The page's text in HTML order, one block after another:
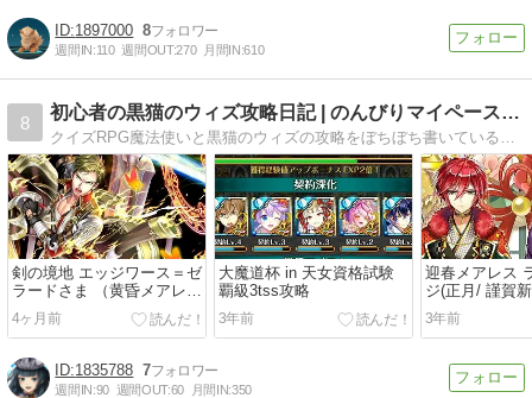
1897000 8
週間IN:110 週間OUT:270 月間IN:610
8
初心者の黒猫のウィズ攻略日記 | のんびりマイペースで攻略…
剣の境地 エッジワース＝ゼ
ラードさま （黄昏メアレス
2 残響dearless）
4ヶ月前
大魔道杯 in 天女資格試験
覇級3tss攻略
3年前
迎春メアレス
ジ(正月/ 謹賀
しいふたり ラ
]3年前
1835788 7
週間IN:90 週間OUT:60 月間IN:350